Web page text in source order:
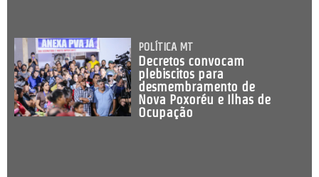
POLÍTICA MT
Decretos convocam
plebiscitos para
desmembramento de
Nova Poxoréu e Ilhas de
Ocupação